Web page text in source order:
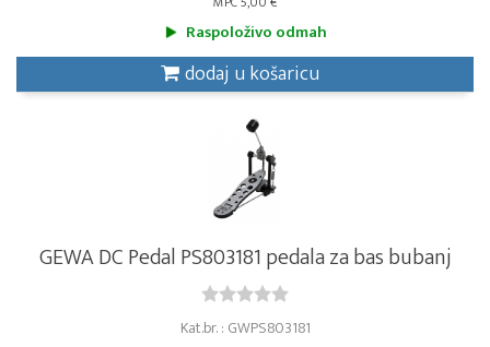
Raspoloživo odmah
dodaj u košaricu
GEWA DC Pedal PS803181 pedala za bas bubanj
Kat.br. : GWPS803181